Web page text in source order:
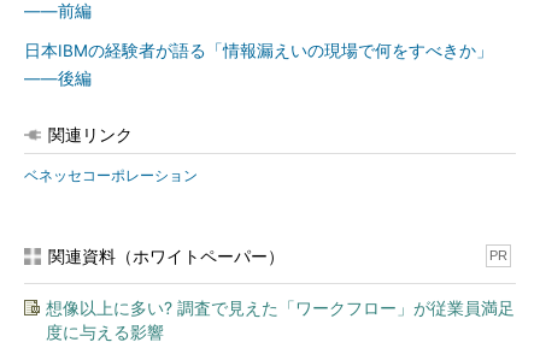
――前編
日本IBMの経験者が語る「情報漏えいの現場で何をすべきか」
――後編
関連リンク
ベネッセコーポレーション
関連資料（ホワイトペーパー） PR
想像以上に多い? 調査で見えた「ワークフロー」が従業員満足
度に与える影響